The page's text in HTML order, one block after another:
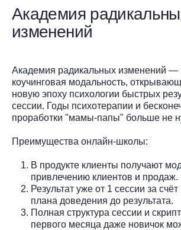
Академия
изменений
Академия радикальных изменений —
коучинговая модальность,
новую эпоху психологии быстрых
сессии. Годы психотерапии и
проработки "мамы-папы" больше не
Преимущества онлайн-школы:
В продукте клиенты получают
привлечению клиентов и продаж.
Результат уже от 1 сессии за
плана доведения до результата.
Полная структура сессии и
первого месяца даже новичок